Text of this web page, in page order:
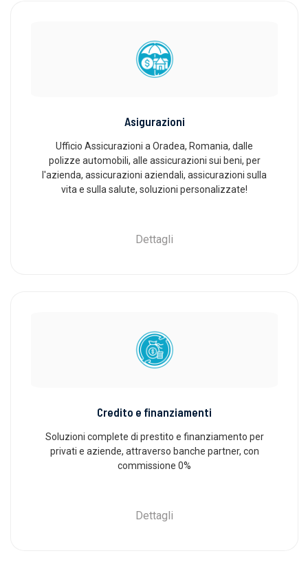
Asigurazioni
Ufficio Assicurazioni a Oradea, Romania, dalle
polizze automobili, alle assicurazioni sui beni, per
l'azienda, assicurazioni aziendali, assicurazioni sulla
vita e sulla salute, soluzioni personalizzate!
Dettagli
Credito e finanziamenti
Soluzioni complete di prestito e finanziamento per
privati ​​e aziende, attraverso banche partner, con
commissione 0%
Dettagli